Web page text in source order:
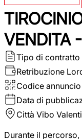
VENDITA
Tipo di contratto
Retribuzione
Codice annuncio
Data di
Città Vibo
Durante il